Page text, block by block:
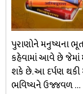
પુરાણોને મનુષ્યના
કહેવામાં આવે છે જેમાં
શકે છે. આ દર્પણ થકી
ભવિષ્યને ઉજ્જવળ …